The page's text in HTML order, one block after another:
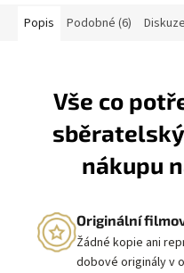
Popis Podobné (6) Diskuze
Vše co
nákupu
Originální
Žádné kopie ani
dobové originály v